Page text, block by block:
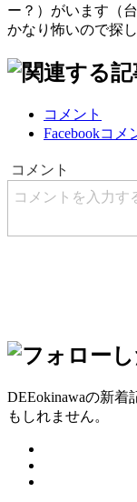
ー？）がいます（
かなり怖いので探
コメント
Facebookコメ
DEEokinawaの新
もしれません。